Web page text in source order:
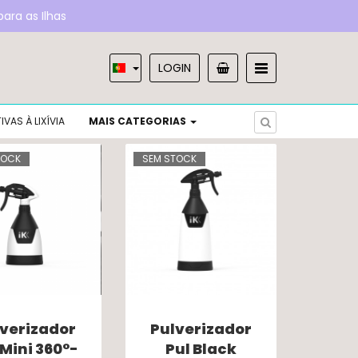
as Ilhas
AUCHAN
LOGIN
À LIXÍVIA MAIS CATEGORIAS
360°-
SEM STOCK
Pulverizador
Pul Black